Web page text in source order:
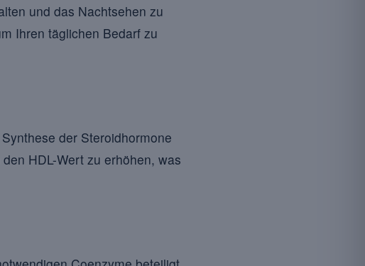
und das Nachtsehen zu
Ihren täglichen Bedarf zu
der Steroidhormone
HDL-Wert zu erhöhen, was